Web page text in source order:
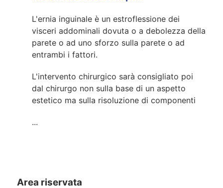
L'ernia inguinale è un estroflessione dei
visceri addominali dovuta o a debolezza della
parete o ad uno sforzo sulla parete o ad
entrambi i fattori.
L'intervento chirurgico sarà consigliato poi
dal chirurgo non sulla base di un aspetto
estetico ma sulla risoluzione di componenti
...
Area riservata